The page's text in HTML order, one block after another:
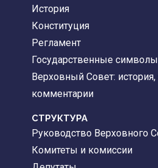
История
Конституция
Регламент
Государственные символы
Верховный Совет:
комментарии
CТРУКТУРА
Руководство Верховного
Комитеты и комиссии